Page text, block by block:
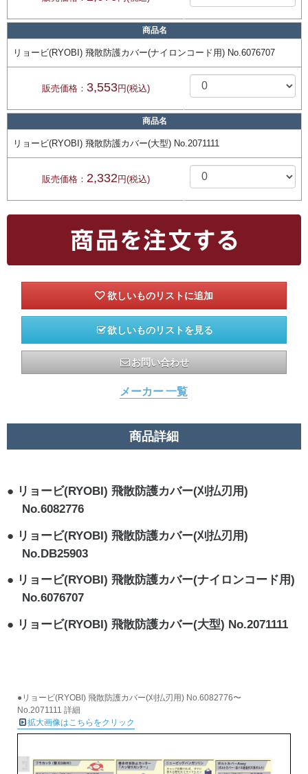
商品名
リョービ(RYOBI) 飛散防護カバー(ナイロンコード用) No.6076707
販売価格： 3,553円(税込)
商品名
リョービ(RYOBI) 飛散防護カバー(大型) No.2071111
販売価格： 2,332 円(税込)
欲しいものリストを見る
お問い合わせ
メーカー 一覧
商品詳細
リョービ(RYOBI) 飛散防護カバー(刈払刃用)
No.6082776
リョービ(RYOBI) 飛散防護カバー(刈払刃用)
No.DB25903
リョービ(RYOBI) 飛散防護カバー(ナイロンコード用)
No.6076707
リョービ(RYOBI) 飛散防護カバー(大型) No.2071111
●リョービ(RYOBI) 飛散防護カバー(刈払刃用) No.6082776〜
No.2071111 詳細
拡大画像はこちらをクリック